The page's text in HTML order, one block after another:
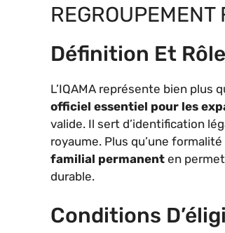
Définition Et
L’IQAMA représente bien plus
officiel essentiel pour les
valide. Il sert d’identification
royaume. Plus qu’une
familial permanent en
durable.
Conditions